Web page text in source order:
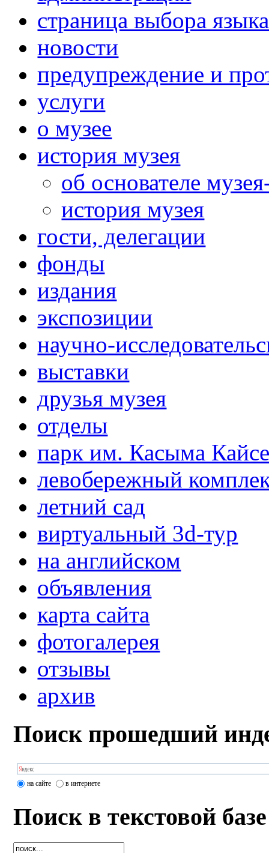
страница выбора языка
новости
предупреждение и
услуги
о музее
история музея
об основателе
история музея
гости, делегации
фонды
издания
экспозиции
научно-
выставки
друзья музея
отделы
парк им. Касыма
левобережный
летний сад
виртуальный 3d-тур
на английском
объявления
карта сайта
фотогалерея
отзывы
архив
Поиск прошедший
на сайте в интернете
Поиск в текстовой базе